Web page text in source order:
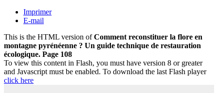
Imprimer
E-mail
This is the HTML version ofComment reconstituer la flore en
montagne pyrénéenne ? Un guide technique de restauration
écologique. Page 108
To view this content in Flash, you must have version 8 or greater
and Javascript must be enabled. To download the last Flash player
click here